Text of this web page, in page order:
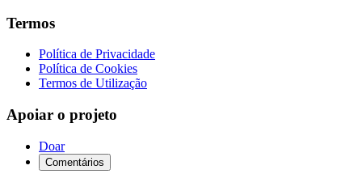
Termos
Política de Privacidade
Política de Cookies
Termos de Utilização
Apoiar o projeto
Doar
Comentários